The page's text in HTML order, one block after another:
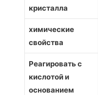
кристалла
химические
свойства
Реагировать с
кислотой и
основанием